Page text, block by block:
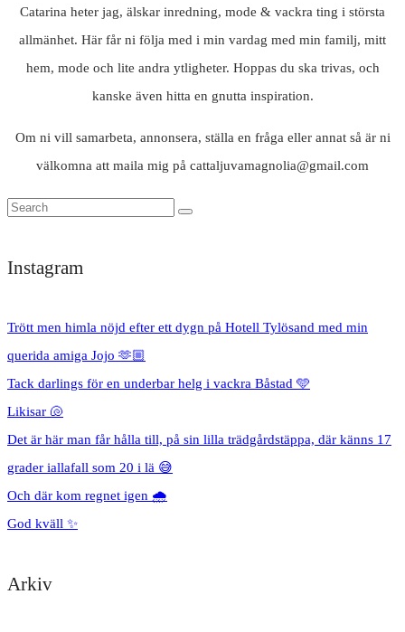
Catarina heter jag, älskar inredning, mode & vackra ting i största
allmänhet. Här får ni följa med i min vardag med min familj, mitt
hem, mode och lite andra ytligheter. Hoppas du ska trivas, och
kanske även hitta en gnutta inspiration.
Om ni vill samarbeta, annonsera, ställa en fråga eller annat så är ni
välkomna att maila mig på cattaljuvamagnolia@gmail.com
Instagram
Trött men himla nöjd efter ett dygn på Hotell Tylösand med min
querida amiga Jojo 🫶🏼
Tack darlings för en underbar helg i vackra Båstad 🩵
Likisar 🐚
Det är här man får hålla till, på sin lilla trädgårdstäppa, där känns 17
grader iallafall som 20 i lä 😅
Och där kom regnet igen 🌧️
God kväll ✨
Arkiv